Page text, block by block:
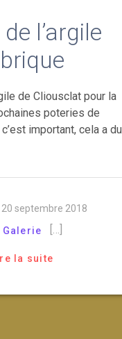
l’argile
de Cliousclat pour la
poteries de
important, cela a du
20 septembre 2018
Galerie
la suite